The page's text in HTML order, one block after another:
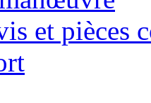
et pièces